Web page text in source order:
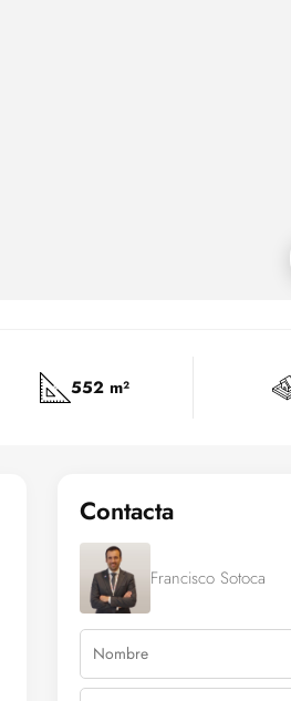
552 m²
Contacta
Francisco Sotoca